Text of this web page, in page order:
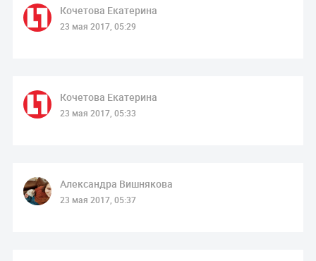
Кочетова Екатерина
23 мая 2017, 05:29
Кочетова Екатерина
23 мая 2017, 05:33
Александра Вишнякова
23 мая 2017, 05:37